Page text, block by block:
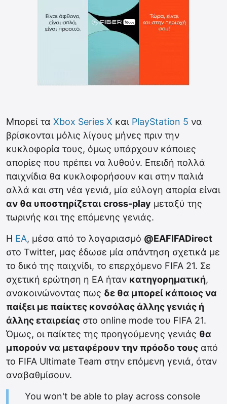
Μπορεί τα Xbox Series X και PlayStation 5 να
βρίσκονται μόλις λίγους μήνες πριν την
κυκλοφορία τους, όμως υπάρχουν κάποιες
απορίες που πρέπει να λυθούν. Επειδή πολλά
παιχνίδια θα κυκλοφορήσουν και στην παλιά
αλλά και στη νέα γενιά, μία εύλογη απορία είναι
αν θα υποστηρίζεται cross-play μεταξύ της
τωρινής και της επόμενης γενιάς.
Η EA, μέσα από το λογαριασμό @EAFIFADirect
στο Twitter, μας έδωσε μία απάντηση σχετικά με
το δικό της παιχνίδι, το επερχόμενο FIFA 21. Σε
σχετική ερώτηση η EA ήταν κατηγορηματική,
ανακοινώνοντας πως δε θα μπορεί κάποιος να
παίξει με παίκτες κονσόλας άλλης γενιάς ή
άλλης εταιρείας στο online mode του FIFA 21.
Όμως, οι παίκτες της προηγούμενης γενιάς θα
μπορούν να μεταφέρουν την πρόοδο τους από
το FIFA Ultimate Team στην επόμενη γενιά, όταν
αναβαθμίσουν.
You won't be able to play across console